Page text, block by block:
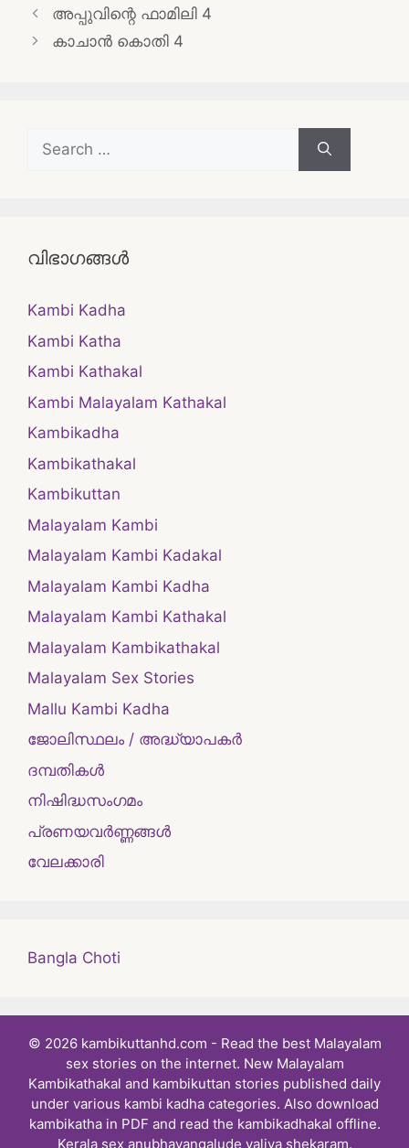
Post
navigation
അപ്പുവിന്റെ ഫാമിലി 4
കാചാൻ കൊതി 4
Search
for:
വിഭാഗങ്ങൾ
Kambi Kadha
Kambi Katha
Kambi Kathakal
Kambi Malayalam Kathakal
Kambikadha
Kambikathakal
Kambikuttan
Malayalam Kambi
Malayalam Kambi Kadakal
Malayalam Kambi Kadha
Malayalam Kambi Kathakal
Malayalam Kambikathakal
Malayalam Sex Stories
Mallu Kambi Kadha
ജോലിസ്ഥലം / അദ്ധ്യാപകർ
ദമ്പതികള്‍
നിഷിദ്ധസംഗമം
പ്രണയവർണ്ണങ്ങൾ
വേലക്കാരി
Bangla Choti
© 2026 kambikuttanhd.com - Read the best Malayalam
sex stories on the internet. New Malayalam
Kambikathakal and kambikuttan stories published daily
under various kambi kadha categories. Also download
kambikatha in PDF and read the kambikadhakal offline.
Kerala sex anubhavangalude valiya shekaram.